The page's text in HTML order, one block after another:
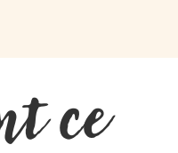
ce